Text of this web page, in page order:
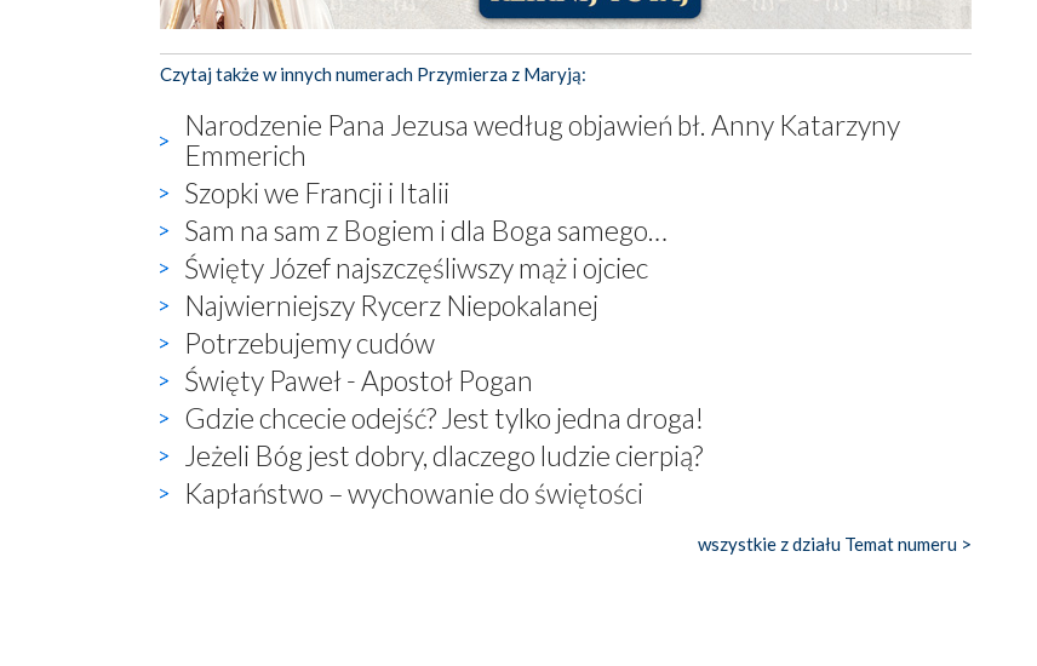
Czytaj także w innych numerach Przymierza z Maryją:
Narodzenie Pana Jezusa według objawień bł. Anny Katarzyny
Emmerich
Szopki we Francji i Italii
Sam na sam z Bogiem i dla Boga samego…
Święty Józef najszczęśliwszy mąż i ojciec
Najwierniejszy Rycerz Niepokalanej
Potrzebujemy cudów
Święty Paweł - Apostoł Pogan
Gdzie chcecie odejść? Jest tylko jedna droga!
Jeżeli Bóg jest dobry, dlaczego ludzie cierpią?
Kapłaństwo – wychowanie do świętości
wszystkie z działu Temat numeru >